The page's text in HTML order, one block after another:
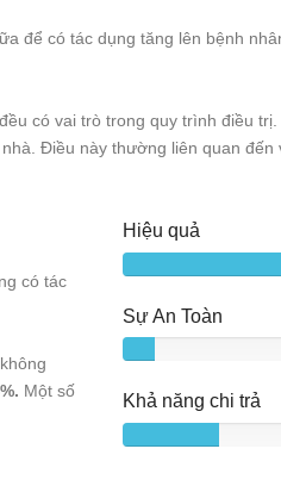
để có tác dụng tăng lên bệnh
có vai trò trong quy trình điều
Điều này thường liên quan đến
có tác
Một số
Hiệu quả
Sự An Toàn
Khả năng chi trả